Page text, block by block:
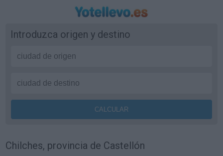
Introduzca origen y destino
Chilches, provincia de Castellón